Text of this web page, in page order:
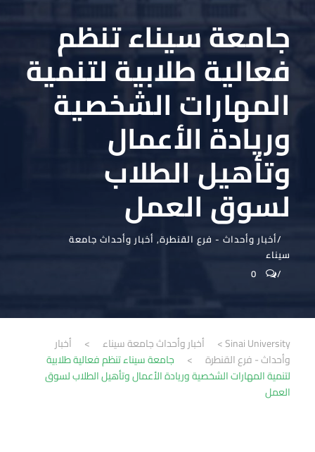
جامعة سيناء تنظم
فعالية طلابية لتنمية
المهارات الشخصية
وريادة الأعمال
وتأهيل الطلاب
لسوق العمل
أخبار وأحداث - فرع القنطرة, أخبار وأحداث جامعة
سيناء
0
Sinai University
> أخبار وأحداث جامعة سيناء >
أخبار
وأحداث - فرع القنطرة
>
جامعة سيناء تنظم فعالية طلابية
لتنمية المهارات الشخصية وريادة الأعمال وتأهيل الطلاب لسوق
العمل